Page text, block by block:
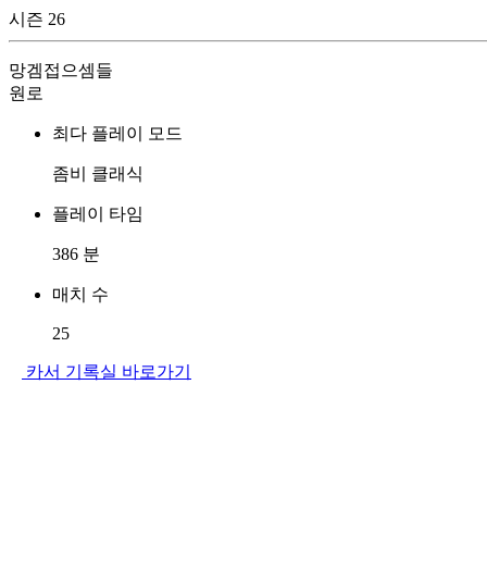
시즌 26
망겜접으셈들
원로
최다 플레이 모드
좀비 클래식
플레이 타임
386 분
매치 수
25
카서 기록실 바로가기